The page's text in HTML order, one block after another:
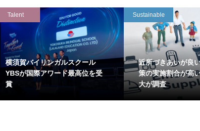
Talent
横須賀バイリンガルスクール
YBSが国際アワード最高位を受
賞
Sustainable
近所づきあいが良
策の実施割合が高
大が調査